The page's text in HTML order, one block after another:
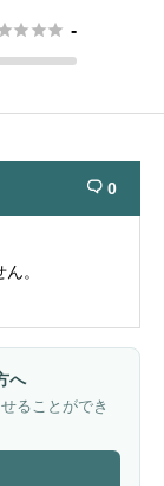
 -
 0
。
へ
ることができ